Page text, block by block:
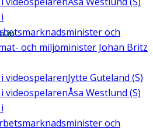
i
och
och miljöminister Johan Britz
i videospelarenJytte Guteland (S)
i videospelarenÅsa Westlund (S)
i
och
in